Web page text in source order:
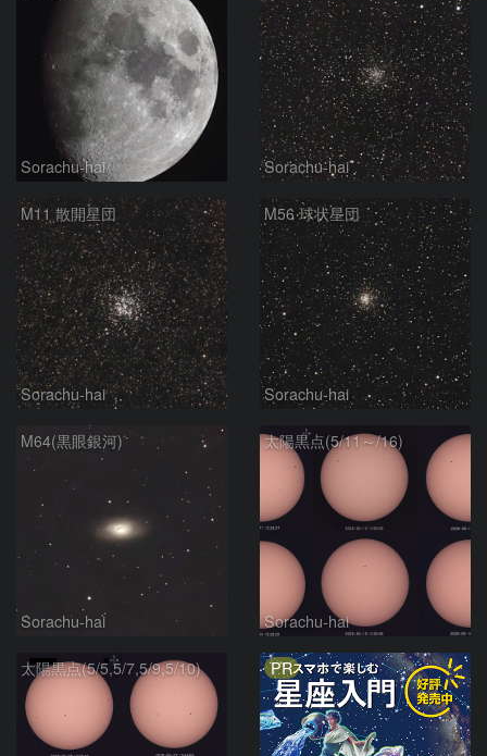
Sorachu-hai Sorachu-hai
M11 散開星団
Sorachu-hai
M56 球状星団
Sorachu-hai
M64(黒眼銀河)
Sorachu-hai
太陽黒点(5/11～/16)
Sorachu-hai
太陽黒点(5/5,5/7,5/9,5/10) PR